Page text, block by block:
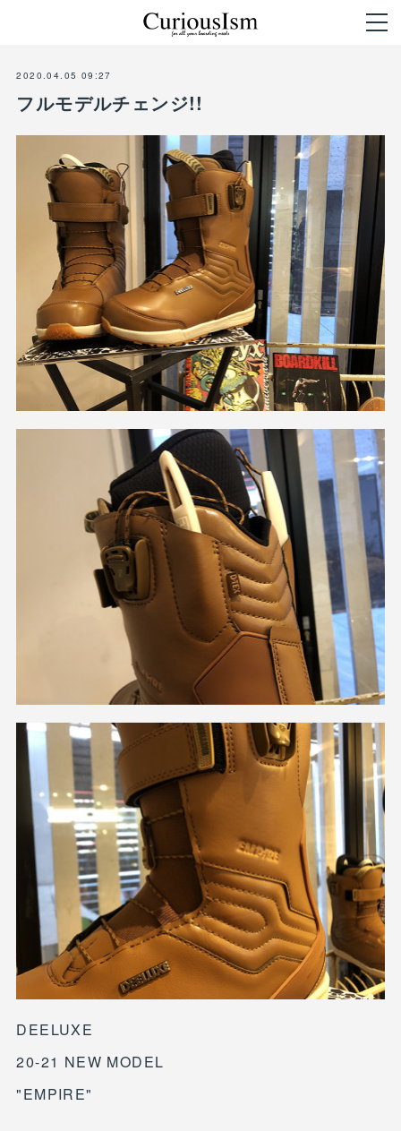
2020.04.05 09:27
フルモデルチェンジ!!
DEELUXE
20-21 NEW MODEL
"EMPIRE"